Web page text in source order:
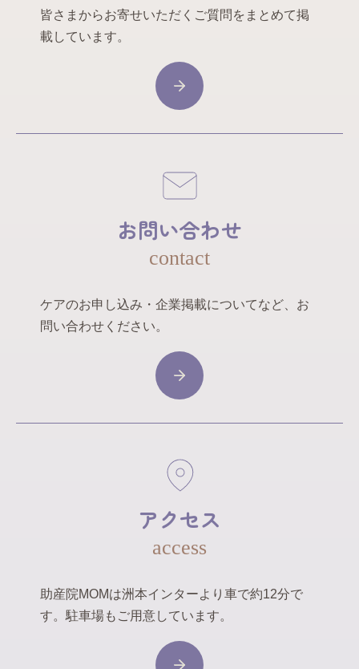
皆さまからお寄せいただくご質問をまとめて掲
載しています。
お問い合わせ
contact
ケアのお申し込み・企業掲載についてなど、お
問い合わせください。
アクセス
access
助産院MOMは洲本インターより車で約12分で
す。駐車場もご用意しています。